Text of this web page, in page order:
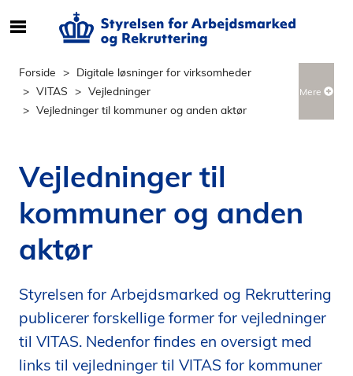
e
f
i
d
h
d
p
s
i
Forside
Digitale løsninger for virksomheder
VITAS
Vejledninger
Vejledninger til kommuner og anden aktør
Mere
Vejledninger til
kommuner og anden
aktør
Styrelsen for Arbejdsmarked og Rekruttering
publicerer forskellige former for vejledninger
til VITAS. Nedenfor findes en oversigt med
links til vejledninger til VITAS for kommuner